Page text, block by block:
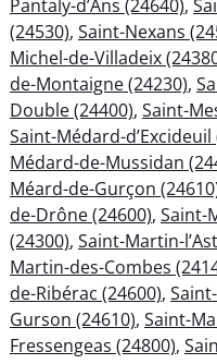
Pantaly-d’Ans (24640),
(24530), Saint-Nexans
Michel-de-Villadeix
de-Montaigne (24230),
Double (24400), Saint-
Saint-Médard-d’Excideuil
Médard-de-Mussidan
Méard-de-Gurçon
de-Drône (24600), Saint-
(24300), Saint-Martin-
Martin-des-Combes
de-Ribérac (24600),
Gurson (24610), Saint-
Fressengeas (24800),